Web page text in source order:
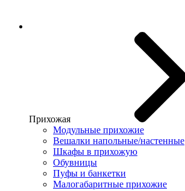
Прихожая
Модульные прихожие
Вешалки напольные/настенные
Шкафы в прихожую
Обувницы
Пуфы и банкетки
Малогабаритные прихожие